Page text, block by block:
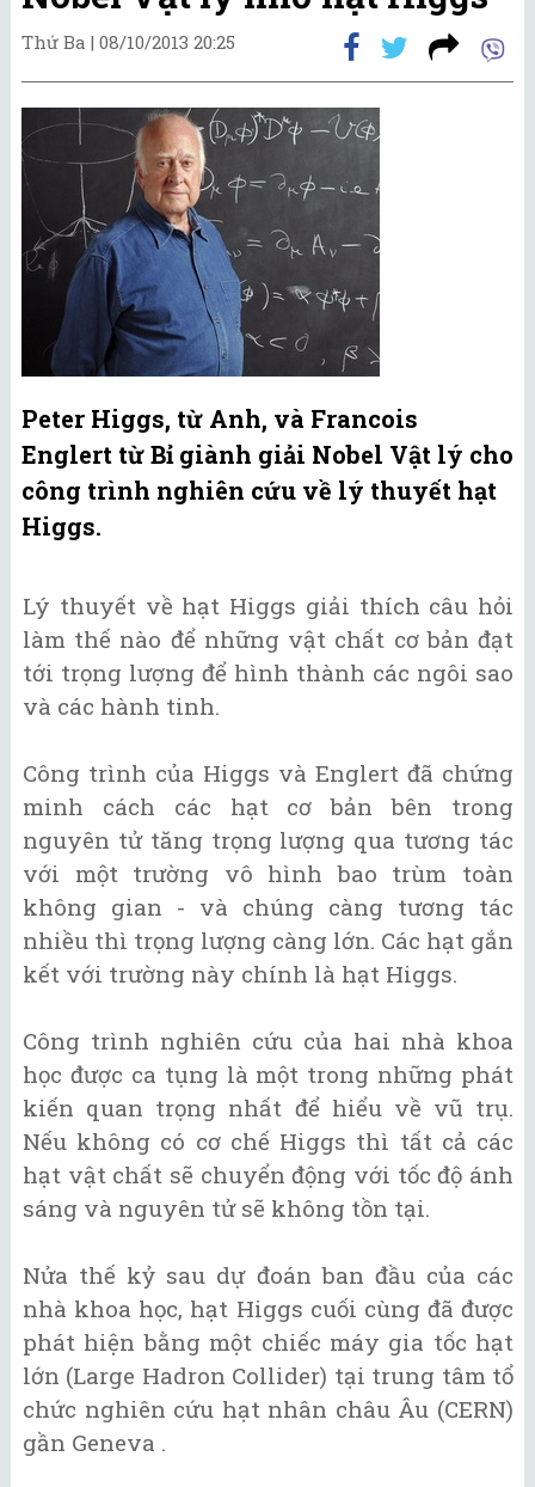
Thứ Ba | 08/10/2013 20:25
Peter Higgs, từ Anh, và Francois
Englert từ Bỉ giành giải Nobel Vật lý cho
công trình nghiên cứu về lý thuyết hạt
Higgs.
Lý thuyết về hạt Higgs giải thích câu hỏi
làm thế nào để những vật chất cơ bản đạt
tới trọng lượng để hình thành các ngôi sao
và các hành tinh.
Công trình của Higgs và Englert đã chứng
minh cách các hạt cơ bản bên trong
nguyên tử tăng trọng lượng qua tương tác
với một trường vô hình bao trùm toàn
không gian - và chúng càng tương tác
nhiều thì trọng lượng càng lớn. Các hạt gắn
kết với trường này chính là hạt Higgs.
Công trình nghiên cứu của hai nhà khoa
học được ca tụng là một trong những phát
kiến quan trọng nhất để hiểu về vũ trụ.
Nếu không có cơ chế Higgs thì tất cả các
hạt vật chất sẽ chuyển động với tốc độ ánh
sáng và nguyên tử sẽ không tồn tại.
Nửa thế kỷ sau dự đoán ban đầu của các
nhà khoa học, hạt Higgs cuối cùng đã được
phát hiện bằng một chiếc máy gia tốc hạt
lớn (Large Hadron Collider) tại trung tâm tổ
chức nghiên cứu hạt nhân châu Âu (CERN)
gần Geneva .